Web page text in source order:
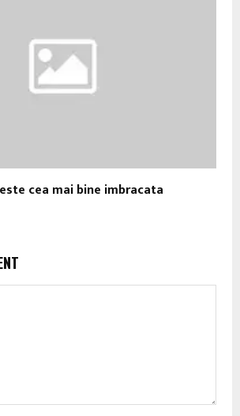
cea mai bine imbracata